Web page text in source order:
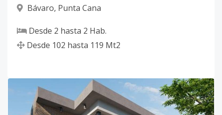
Bávaro, Punta Cana
Desde 2 hasta 2 Hab.
Desde 102 hasta 119 Mt2